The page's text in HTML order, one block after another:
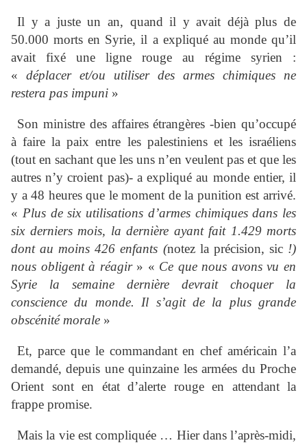
Il y a juste un an, quand il y avait déjà plus de
50.000 morts en Syrie, il a expliqué au monde qu’il
avait fixé une ligne rouge au régime syrien :
« déplacer et/ou utiliser des armes chimiques ne
restera pas impuni »
Son ministre des affaires étrangères -bien qu’occupé
à faire la paix entre les palestiniens et les israéliens
(tout en sachant que les uns n’en veulent pas et que les
autres n’y croient pas)- a expliqué au monde entier, il
y a 48 heures que le moment de la punition est arrivé.
« Plus de six utilisations d’armes chimiques dans les
six derniers mois, la dernière ayant fait 1.429 morts
dont au moins 426 enfants (notez la précision, sic !)
nous obligent à réagir» « Ce que nous avons vu en
Syrie la semaine dernière devrait choquer la
conscience du monde. Il s’agit de la plus grande
obscénité morale »
Et, parce que le commandant en chef américain l’a
demandé, depuis une quinzaine les armées du Proche
Orient sont en état d’alerte rouge en attendant la
frappe promise.
Mais la vie est compliquée … Hier dans l’après-midi,